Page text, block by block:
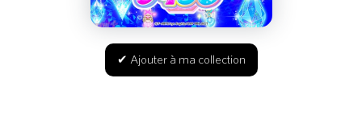
✔ Ajouter à ma collection